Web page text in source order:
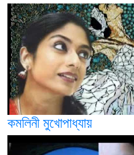
কমলিনী মুখোপাধ্যায়